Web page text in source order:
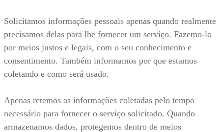
Solicitamos informações pessoais apenas quando realmente
precisamos delas para lhe fornecer um serviço. Fazemo-lo
por meios justos e legais, com o seu conhecimento e
consentimento. Também informamos por que estamos
coletando e como será usado.
Apenas retemos as informações coletadas pelo tempo
necessário para fornecer o serviço solicitado. Quando
armazenamos dados, protegemos dentro de meios